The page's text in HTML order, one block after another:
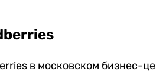
в московском бизнес-